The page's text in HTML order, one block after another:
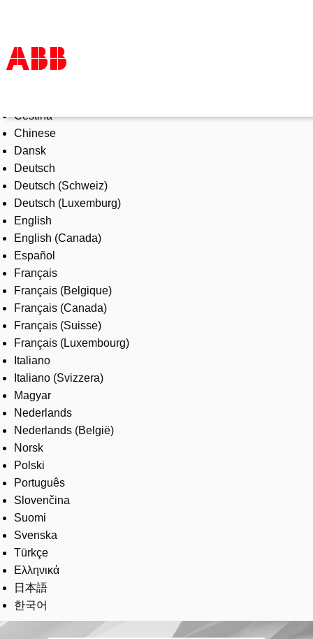
Products & Solutions
Industries
Services
About us
Where to buy
Contact us
Careers
Čeština
Chinese
Dansk
Deutsch
Deutsch (Schweiz)
Deutsch (Luxemburg)
English
English (Canada)
Español
Français
Français (Belgique)
Français (Canada)
Français (Suisse)
Français (Luxembourg)
Italiano
Italiano (Svizzera)
Magyar
Nederlands
Nederlands (België)
Norsk
Polski
Português
Slovenčina
Suomi
Svenska
Türkçe
Ελληνικά
日本語
한국어